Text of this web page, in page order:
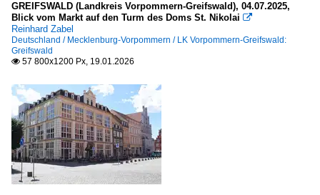
Österreich
Vorarlberg
Bezirk Bregenz
Bezirk Feldkirch
Polen
Woiwodschaft Großpolen (wielkopolska)
GREIFSWALD (Landkreis Vorpommern-Greifswald), 04.07.2025,
Blick vom Markt auf den Turm des Doms St. Nikolai 
Reinhard Zabel
Deutschland / Mecklenburg-Vorpommern / LK Vorpommern-Greifswald:
Greifswald
 57 800x1200 Px, 19.01.2026